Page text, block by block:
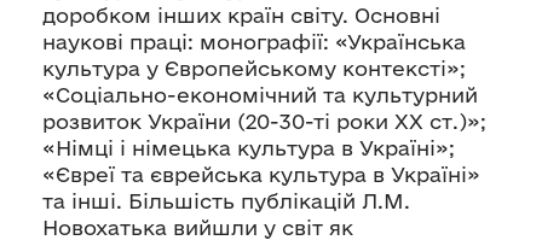
доробком інших країн світу. Основні
наукові праці: монографії: «Українська
культура у Європейському контексті»;
«Соціально-економічний та культурний
розвиток України (20-30-ті роки XX ст.)»;
«Німці і німецька культура в Україні»;
«Євреї та єврейська культура в Україні»
та інші. Більшість публікацій Л.М.
Новохатька вийшли у світ як